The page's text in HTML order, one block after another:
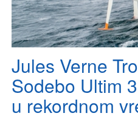
Jules Verne
Sodebo Ultim
u rekordnom